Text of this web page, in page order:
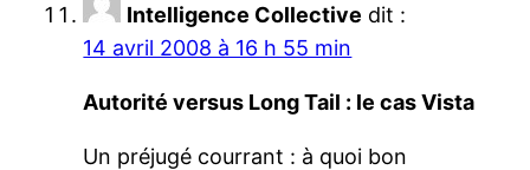
Intelligence Collective dit :
14 avril 2008 à 16 h 55 min
Autorité versus Long Tail : le cas Vista
Un préjugé courrant : à quoi bon